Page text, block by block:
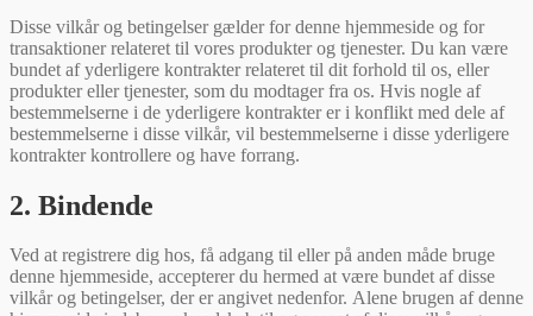
Disse vilkår og betingelser gælder for denne hjemmeside og for
transaktioner relateret til vores produkter og tjenester. Du kan være
bundet af yderligere kontrakter relateret til dit forhold til os, eller
produkter eller tjenester, som du modtager fra os. Hvis nogle af
bestemmelserne i de yderligere kontrakter er i konflikt med dele af
bestemmelserne i disse vilkår, vil bestemmelserne i disse yderligere
kontrakter kontrollere og have forrang.
2. Bindende
Ved at registrere dig hos, få adgang til eller på anden måde bruge
denne hjemmeside, accepterer du hermed at være bundet af disse
vilkår og betingelser, der er angivet nedenfor. Alene brugen af denne